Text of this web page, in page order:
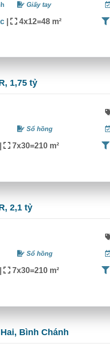
Giấy tay
| 4x12=48 m²
1,75 tỷ
Sổ hồng
7x30=210 m²
2,1 tỷ
Sổ hồng
7x30=210 m²
Bình Chánh